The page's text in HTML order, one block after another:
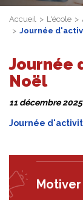
Accueil L'école
Journée
Journée
Noël
11 décembre 2025
Journée